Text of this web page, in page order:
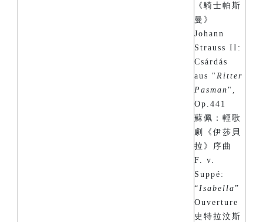
《騎士帕斯
曼》
Johann
Strauss II:
Csárdás
aus " Ritter
Pasman ",
Op.441
蘇佩：輕歌
劇《伊莎貝
拉》序曲
F. v.
Suppé:
“Isabella”
Ouverture
史特拉汶斯